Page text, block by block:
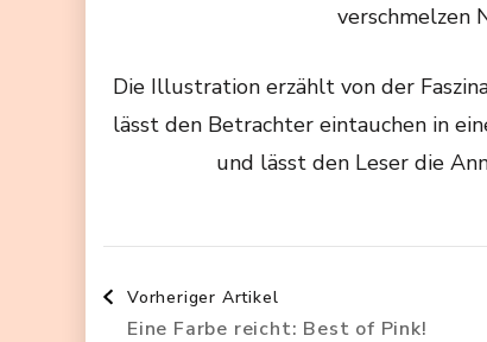
verschmelzen
Die Illustration erzählt von der
lässt den Betrachter eintauchen in
und lässt den Leser die
Vorheriger Artikel
Eine Farbe reicht: Best of Pink!